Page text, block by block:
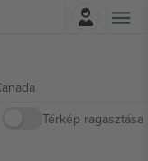
Térkép ragasztása